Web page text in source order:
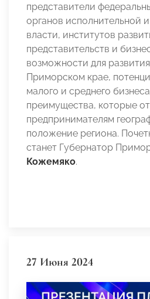
представители
органов исполнительной
власти, институтов
представительств и
возможности для
Приморском крае,
малого и среднего
преимущества, которые
предпринимателям
положение региона.
станет Губернатор
Кожемяко.
27 Июня 2024